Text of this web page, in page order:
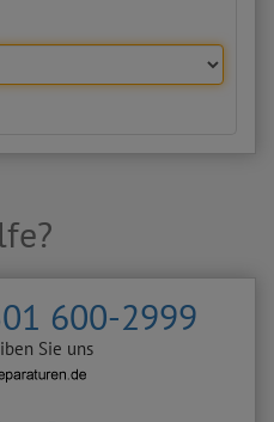
600-2999
Sie uns